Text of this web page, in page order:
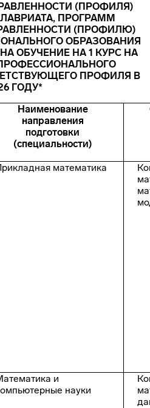
(ПРОФИЛЯ)
ПРОГРАММ
(ПРОФИЛЮ)
ОБРАЗОВАНИЯ
ОБУЧЕНИЕ НА 1 КУРС НА
ПРОФИЛЯ В
ГОДУ*
Наименование
направления
подготовки
(специальности)
математика
и
науки